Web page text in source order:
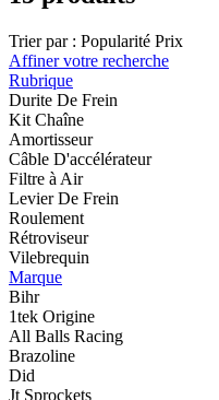
Trier par : Popularité Prix
Affiner votre recherche
Rubrique
Durite De Frein
Kit Chaîne
Amortisseur
Câble D'accélérateur
Filtre à Air
Levier De Frein
Roulement
Rétroviseur
Vilebrequin
Marque
Bihr
1tek Origine
All Balls Racing
Brazoline
Did
Jt Sprockets